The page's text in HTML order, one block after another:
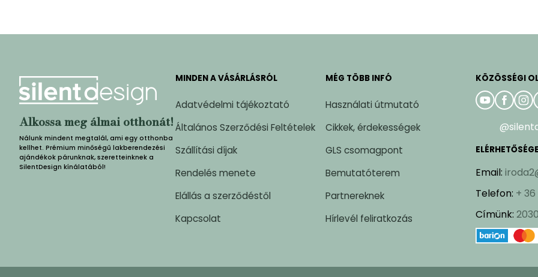
Alkossa meg álmai otthonát!
Nálunk mindent megtalál, ami egy otthonba
kellhet. Prémium minőségű lakberendezési
ajándékok párunknak, szeretteinknek a
SilentDesign kínálatából!
MINDEN A VÁSÁRLÁSRÓL
Adatvédelmi tájékoztató
Általános Szerződési Feltételek
Szállítási díjak
Rendelés menete
Elállás a szerződéstől
Kapcsolat
MÉG TÖBB INFÓ
Használati útmutató
Cikkek, érdekességek
GLS csomagpont
Bemutatóterem
Partnereknek
Hírlevél feliratkozás
KÖZÖSSÉGI
Email:
Telefon: +
Címünk: